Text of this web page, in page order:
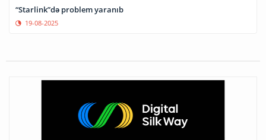
“Starlink”də problem yaranıb
19-08-2025